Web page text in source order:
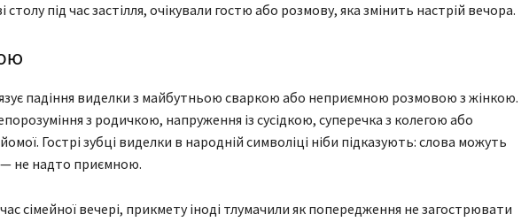
під час застілля, очікували гостю або розмову, яка змінить настрій вечора.
падіння виделки з майбутньою сваркою або неприємною розмовою з жінкою.
з родичкою, напруження із сусідкою, суперечка з колегою або
Гострі зубці виделки в народній символіці ніби підказують: слова можуть
не надто приємною.
сімейної вечері, прикмету іноді тлумачили як попередження не загострювати